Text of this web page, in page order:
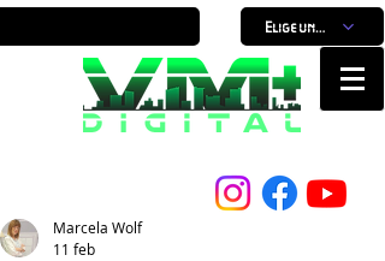
Elige un horario
Marcela Wolf
11 feb